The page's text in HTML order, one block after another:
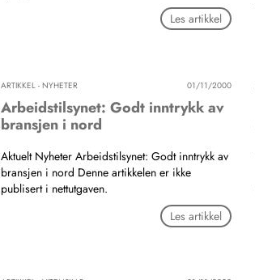
Les artikkel
ARTIKKEL - NYHETER 01/11/2000
Arbeidstilsynet: Godt inntrykk av
bransjen i nord
Aktuelt Nyheter Arbeidstilsynet: Godt inntrykk av
bransjen i nord Denne artikkelen er ikke
publisert i nettutgaven.
Les artikkel